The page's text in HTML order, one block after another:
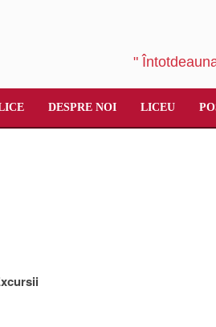
"
DESPRE NOI LICEU